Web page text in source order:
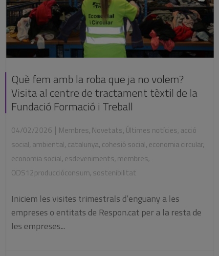
Què fem amb la roba que ja no volem?
Visita al centre de tractament tèxtil de la
Fundació Formació i Treball
04/02/2026 | Membres, Novetats, Últimes notícies, acció
social, ambiental, catalunya, cohesió social, economia circular,
economia social, esdeveniments, membres,
ODS12produccióconsum, sostenibilitat
Iniciem les visites trimestrals d’enguany a les
empreses o entitats de Respon.cat per a la resta de
les empreses...